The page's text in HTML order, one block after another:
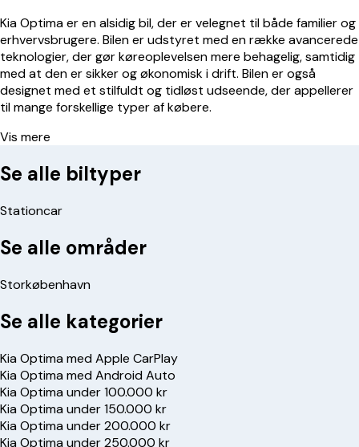
Kia Optima er en alsidig bil, der er velegnet til både familier og
erhvervsbrugere. Bilen er udstyret med en række avancerede
teknologier, der gør køreoplevelsen mere behagelig, samtidig
med at den er sikker og økonomisk i drift. Bilen er også
designet med et stilfuldt og tidløst udseende, der appellerer
til mange forskellige typer af købere.
Vis mere
Se alle biltyper
Stationcar
Se alle områder
Storkøbenhavn
Se alle kategorier
Kia Optima med Apple CarPlay
Kia Optima med Android Auto
Kia Optima under 100.000 kr
Kia Optima under 150.000 kr
Kia Optima under 200.000 kr
Kia Optima under 250.000 kr